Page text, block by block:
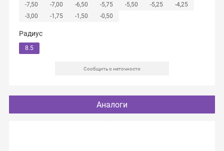
-7,50
-7,00 -6,50 -5,75 -5,50 -5,25
-4,25
-3,00
-1,75 -1,50 -0,50
Радиус
8.5
Сообщить о неточности
Аналоги